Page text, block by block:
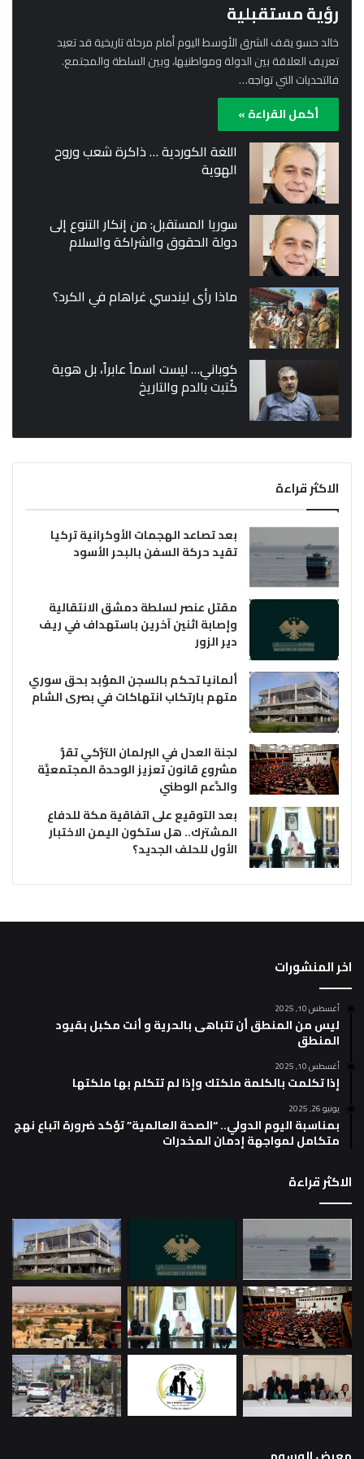
رؤية مستقبلية
خالد حسو يقف الشرق الأوسط اليوم أمام مرحلة تاريخية قد تعيد
تعريف العلاقة بين الدولة ومواطنيها، وبين السلطة والمجتمع.
فالتحديات التي تواجه…
أكمل القراءة »
اللغة الكوردية … ذاكرة شعب وروح
الهوية
سوريا المستقبل: من إنكار التنوع إلى
دولة الحقوق والشراكة والسلام
ماذا رأى ليندسي غراهام في الكرد؟
كوباني… ليست اسماً عابراً، بل هوية
كُتبت بالدم والتاريخ
الاكثر قراءة
بعد تصاعد الهجمات الأوكرانية تركيا
تقيد حركة السفن بالبحر الأسود
مقتل عنصر لسلطة دمشق الانتقالية
وإصابة اثنين آخرين باستهداف في ريف
دير الزور
ألمانيا تحكم بالسجن المؤبد بحق سوري
متهم بارتكاب انتهاكات في بصرى الشام
لجنة العدل في البرلمان التُّركي تقرُّ
مشروع قانون تعزيز الوحدة المجتمعيَّة
والدَّعم الوطني
بعد التوقيع على اتفاقية مكة للدفاع
المشترك.. هل ستكون اليمن الاختبار
الأول للحلف الجديد؟
اخر المنشورات
أغسطس 10, 2025
ليس من المنطق أن تتباهى بالحرية و أنت مكبل بقيود
المنطق
أغسطس 10, 2025
إذا تكلمت بالكلمة ملكتك وإذا لم تتكلم بها ملكتها
يونيو 26, 2025
بمناسبة اليوم الدولي.. “الصحة العالمية” تؤكد ضرورة اتباع نهج
متكامل لمواجهة إدمان المخدرات
الاكثر قراءة